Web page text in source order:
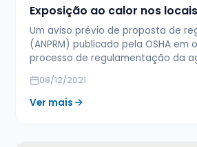
Exposição ao calor nos
Um aviso prévio de proposta de
(ANPRM) publicado pela OSHA em
processo de regulamentação da
08/12/2021
Ver mais